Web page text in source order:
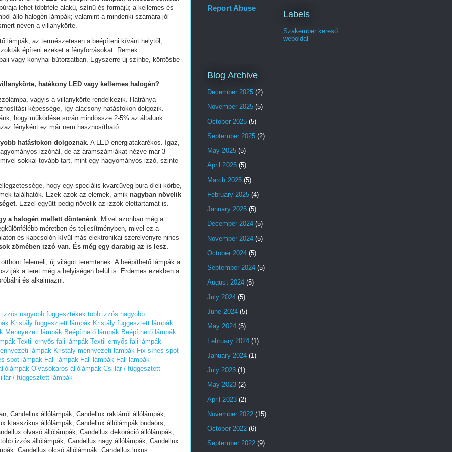
lehet többféle alakú, színű és formájú; a kellemes és
álló halogén lámpák; valamint a mindenki számára jól
néven a villanykörte.
lámpák, az természetesen a beépíteni kívánt helytől,
építeni ezeket a fényforrásokat. Remek
vagy konyhai bútorzatban. Egyszerre új színbe, köntösbe
hatékony LED vagy kellemes halogén?
vagyis a villanykörte rendelkezik. Hátránya
képessége, így alacsony hatásfokon dolgozik.
hogy működése során mindössze 2-5% az általunk
fényként ez már nem hasznosítható.
hatásfokon dolgoznak. A LED energiatakarékos. Igaz,
izzónál, de az áramszámlákat nézve már 3
sokkal tovább tart, mint egy hagyományos izzó, szinte
hogy egy speciális kvarcüveg bura öleli körbe,
találhatók. Ezek azok az elemek, amik nagyban növelik
. Ezzel együtt pedig növelik az izzók élettartamát is.
a halogén mellett döntenénk. Mivel azonban még a
méretben és teljesítményben, mivel ez a
és kapcsolón kívül más elektronikai szerelvényre nincs
zömében izzó van. És még egy darabig az is lesz.
felemeli, új világot teremtenek. A beépíthető lámpák a
a teret még a helyiségen belül is. Érdemes ezekben a
és alkalmazni.
izzós nagyobb függesztékek több izzós nagyobb
Kristály függesztett lámpák Kristály függesztett lámpák
Mennyezeti lámpák Beépíthető lámpák Beépíthető lámpák
Textil ernyős fali lámpák Textil ernyős fali lámpák
lámpák Kristály mennyezeti lámpák Fix sínes spot
spot lámpák Fali lámpák Fali lámpák Fali lámpák
Olvasókaros állólámpák Csillár / függesztett
/ függesztett lámpák
Candellux raktárról csillár lámpák, Candellux import csillár lámpák, Candellux flexibilis csillár lámpák, Candellux gyermek csillár lámpák, Candellux hangulatfény csillár lámpák, Candellux kicsi csillár lámpák, Candellux kerek csillár lámpák, Candellux szögletes csillár lámpák, Candellux kristály csillár lámpák, Candellux led izzós csillár lámpák, Candellux kapcsolós csillár lámpák, Candellux divatos csillár lámpák, Candellux üveg csillár lámpák, Candellux kerámia csillár lámpák, Candellux rusztikus csillár lámpák, Candellux mediterrán csillár lámpák, Candellux kovácsoltvas csillár lámpák, Candellux függeszték lámpák nagy választékban, Candellux függeszték lámpák, Candellux raktárról függeszték lámpák, Candellux modern függeszték lámpák, Candellux klasszikus függeszték lámpák, Candellux függeszték lámpák budaörs, Candellux függeszték lámpák gyerekeknek, Candellux dekoráció függeszték lámpák, Candellux szép függeszték lámpák, Candellux több izzós függeszték lámpák, Candellux nagy függeszték lámpák, Candellux hosszú függeszték lámpák, Candellux ernyős függeszték lámpák, Candellux olcsó függeszték lámpák, Candellux luxus függeszték lámpák, Candellux azonnal függeszték lámpák, Candellux online függeszték lámpák, Candellux fényes függeszték lámpák, Candellux raktárról függeszték lámpák, Candellux import függeszték lámpák, Candellux flexibilis függeszték lámpák, Candellux gyermek függeszték lámpák, Candellux hangulatfény függeszték lámpák, Candellux kicsi függeszték lámpák, Candellux kerek függeszték lámpák, Candellux szögletes függeszték lámpák, Candellux kristály függeszték lámpák, Candellux led izzós függeszték lámpák, Candellux kapcsolós függeszték lámpák, Candellux divatos függeszték lámpák, Candellux üveg függeszték lámpák, Candellux kerámia függeszték lámpák, Candellux rusztikus függeszték lámpák, Candellux mediterrán függeszték lámpák, Candellux beépíthető lámpák nagy választékban, Candellux beépíthető lámpák, Candellux raktárról beépíthető lámpák, Candellux modern beépíthető lámpák, Candellux klasszikus beépíthető lámpák, Candellux beépíthető lámpák budaörs, Candellux beépíthető lámpák, Candellux dekoráció beépíthető lámpák, Candellux szép beépíthető lámpák, Candellux több izzós beépíthető lámpák, Candellux nagy beépíthető lámpák, Candellux olcsó beépíthető lámpák, Candellux luxus beépíthető lámpák, Candellux azonnal beépíthető lámpák, Candellux online beépíthető lámpák, Candellux nagy beépíthető lámpák, Candellux fényes beépíthető lámpák, Candellux raktárról beépíthető beépíthető lámpák, Candellux import beépíthető lámpák, Candellux kristály beépíthető lámpák, Candellux LED izzós beépíthető lámpák, Candellux spot beépíthető lámpák, Candellux divatos beépíthető lámpák, Candellux rusztikus beépíthető lámpák, Candellux mediterrán beépíthető lámpák, Candellux kicsi beépíthető lámpák, Candellux kerek beépíthető lámpák, Candellux szögletes beépíthető lámpák, Candellux vízvédett beépíthető lámpák, Candellux fürdőszobai lámpák nagy választékban, Candellux fürdőszobai lámpák, Candellux raktárról fürdőszobai lámpák, Candellux modern fürdőszobai lámpák, Candellux klasszikus fürdőszobai lámpák, Candellux fürdőszobai lámpák budaörs, Candellux fürdőszobai lámpák, Candellux dekoráció fürdőszobai lámpák, Candellux szép fürdőszobai lámpák, Candellux több izzós fürdőszobai lámpák, Candellux nagy fürdőszobai lámpák, Candellux olcsó fürdőszobai lámpák, Candellux luxus fürdőszobai lámpák, Candellux azonnal fürdőszobai lámpák, Candellux online fürdőszobai lámpák, Candellux nagy fürdőszobai lámpák, Candellux fényes fürdőszobai lámpák, Candellux raktárról fürdőszobai lámpák, Candellux import fürdőszobai lámpák, Candellux kristály fürdőszobai lámpák, Candellux LED izzós fürdőszobai lámpák, Candellux spot fürdőszobai lámpák, Candellux divatos fürdőszobai lámpák, Candellux rusztikus fürdőszobai lámpák, Candellux mediterrán fürdőszobai lámpák, Candellux kicsi fürdőszobai lámpák, Candellux kerek fürdőszobai lámpák, Candellux szögletes fürdőszobai lámpák, Candellux gyerek lámpák nagy választékban, Candellux gyerek lámpák, Candellux raktárról gyerek lámpák, Candellux modern gyerek lámpák, Candellux klasszikus gyerek lámpák, Candellux gyerek lámpák budaörs, Candellux gyerek lámpák, Candellux dekoráció gyerek lámpák, Candellux szép gyerek lámpák, Candellux több izzós gyerek lámpák, Candellux nagy gyerek lámpák, Candellux olcsó gyerek lámpák, Candellux luxus gyerek lámpák, Candellux azonnal gyerek lámpák, Candellux online gyerek lámpák, Candellux nagy gyerek lámpák, Candellux fényes gyerek lámpák, Candellux raktárról gyerek lámpák, Candellux import gyerek lámpák, Candellux mókás gyerek lámpák, Candellux LED izzós gyerek lámpák, Candellux spot gyerek lámpák, Candellux divatos gyerek lámpák, Candellux rusztikus gyerek lámpák, Candellux mediterrán gyerek lámpák, Candellux kicsi gyerek lámpák, Candellux kerek gyerek lámpák, Candellux szögletes gyerek lámpák, Candellux kristály lámpák nagy választékban, Candellux kristály lámpák, Candellux raktárról kristály lámpák, Candellux modern kristály lámpák, Candellux klasszikus kristály lámpák, Candellux kristály lámpák budaörs, Candellux kristály lámpák, Candellux dekoráció kristály lámpák, Candellux szép kristály lámpák, Candellux több izzós kristály lámpák, Candellux nagy kristály lámpák, Candellux olcsó kristály lámpák, Candellux luxus kristály lámpák, Candellux azonnal kristály lámpák, Candellux online kristály lámpák, Candellux nagy kristály lámpák, Candellux fényes kristály lámpák, Candellux raktárról kristály lámpák, Candellux import kristály lámpá
Report Abuse
Labels
Szakember kereső
weboldal
Blog Archive
December 2025 (2)
November 2025 (5)
October 2025 (5)
September 2025 (2)
May 2025 (5)
April 2025 (5)
March 2025 (5)
February 2025 (4)
January 2025 (5)
December 2024 (5)
November 2024 (5)
October 2024 (5)
September 2024 (5)
August 2024 (5)
July 2024 (5)
June 2024 (5)
May 2024 (5)
February 2024 (1)
January 2024 (1)
July 2023 (1)
May 2023 (2)
April 2023 (2)
November 2022 (15)
October 2022 (6)
September 2022 (9)